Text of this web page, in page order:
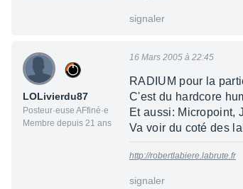
signaler
LOLivierdu87
Posteur·euse AFfiné·e
Membre depuis 21 ans
16 Mars 2005 à 22:45
RADIUM pour la
C'est du hardcore
Et aussi: Micropoint,
Va voir du coté des
http://robertlabiere.labrute.fr
signaler